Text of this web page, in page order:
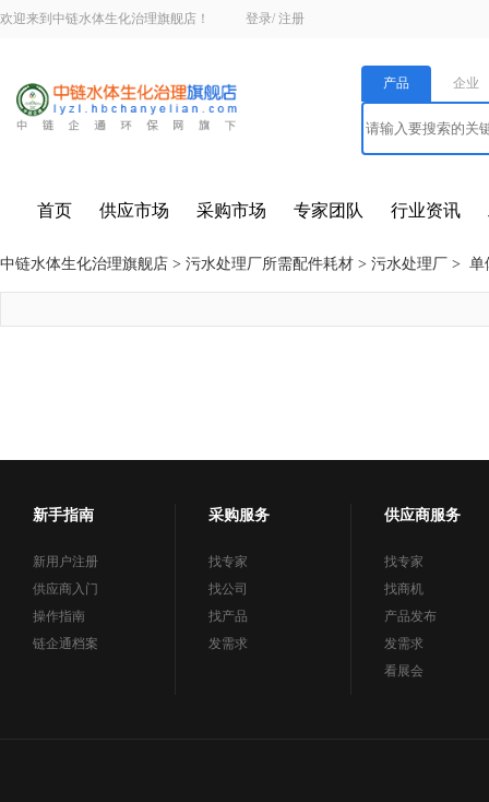
欢迎来到中链水体生化治理旗舰店！ 登录/ 注册
产品 企业
首页 供应市场 采购市场 专家团队 行业资讯
中链水体生化治理旗舰店 > 污水处理厂所需配件耗材 > 污水处理厂 > 单
新手指南
新用户注册
供应商入门
操作指南
链企通档案
采购服务
找专家
找公司
找产品
发需求
供应商服务
找专家
找商机
产品发布
发需求
看展会